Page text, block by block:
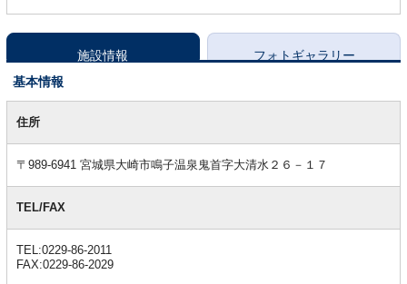
施設情報
フォトギャラリー
基本情報
本住所
〒989-6941 宮城県大崎市鳴子温泉鬼首字大清水２６－１７
TEL/FAX
TEL:0229-86-2011
FAX:0229-86-2029